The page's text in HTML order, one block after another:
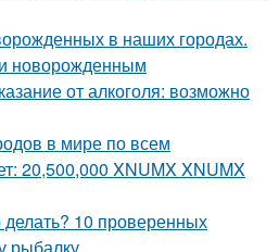
в наших городах.
новорожденным
от алкоголя: возможно
в мире по всем
20,500,000 XNUMX XNUMX
10 проверенных
рыбалку